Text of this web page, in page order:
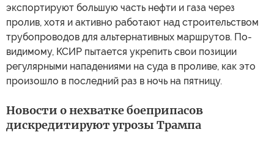
экспортируют большую часть нефти и газа через
пролив, хотя и активно работают над строительством
трубопроводов для альтернативных маршрутов. По-
видимому, КСИР пытается укрепить свои позиции
регулярными нападениями на суда в проливе, как это
произошло в последний раз в ночь на пятницу.
Новости о нехватке боеприпасов
дискредитируют угрозы Трампа